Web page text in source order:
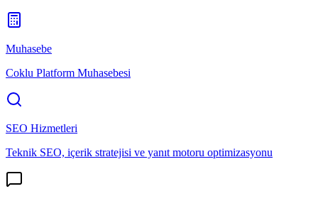
Muhasebe
Coklu Platform Muhasebesi
SEO Hizmetleri
Teknik SEO, içerik stratejisi ve yanıt motoru optimizasyonu